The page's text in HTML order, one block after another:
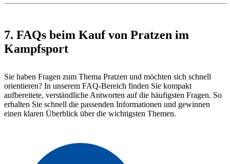
7. FAQs beim Kauf von Pratzen im
Kampfsport
Sie haben Fragen zum Thema Pratzen und möchten sich schnell
orientieren? In unserem FAQ-Bereich finden Sie kompakt
aufbereitete, verständliche Antworten auf die häufigsten Fragen. So
erhalten Sie schnell die passenden Informationen und gewinnen
einen klaren Überblick über die wichtigsten Themen.